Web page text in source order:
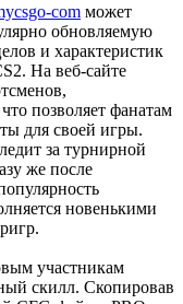
com может
обновляемую
и характеристик
На веб-сайте
позволяет фанатам
для своей игры.
за турнирной
же после
новенькими
участникам
скилл. Скопировав